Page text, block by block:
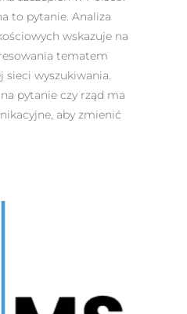
to pytanie. Analiza
wskazuje na
tematem
sieci wyszukiwania.
pytanie czy rząd ma
aby zmienić